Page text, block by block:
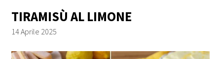
TIRAMISÙ AL LIMONE
14 Aprile 2025